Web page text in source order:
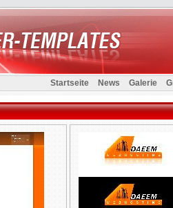
Startseite News Galerie